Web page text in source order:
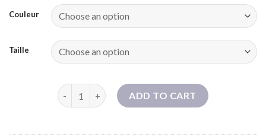
Couleur
Taille
Sac Goffini Sac à bandoulière féminin 2025
ADD TO CART